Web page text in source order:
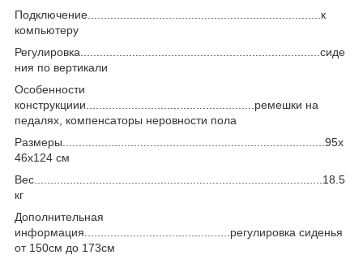
Подключение........................................................................к
компьютеру
Регулировка..........................................................................сиде
ния по вертикали
Особенности
конструкциии....................................................ремешки на
педалях, компенсаторы неровности пола
Размеры.................................................................................95x
46x124 см
Вес.........................................................................................18.5
кг
Дополнительная
информация.............................................регулировка сиденья
от 150см до 173см